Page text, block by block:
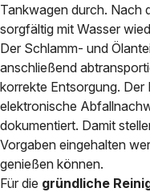
Tankwagen durch. Nach
sorgfältig mit Wasser
Der Schlamm- und
anschließend
korrekte Entsorgung.
elektronische
dokumentiert. Damit
Vorgaben eingehalten
genießen können.
Für die gründliche